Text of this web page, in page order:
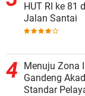
HUT RI ke 81
Jalan Santai
Menuju Zona
Gandeng
Standar